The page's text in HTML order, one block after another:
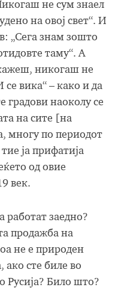
не сум знаел
на овој свет“. И
„Сега знам зошто
таму“. А
никогаш не
вика“ – како и да
градови наоколу се
на сите [на
многу по периодот
ја прифатија
од овие
век.
заедно?
продажба на
не е природен
ако сте биле во
Русија? Било што?